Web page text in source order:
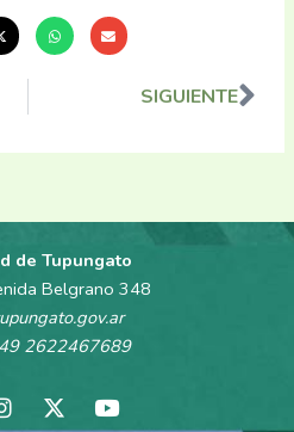
SIGUIENTE
de Tupungato
Belgrano 348
2622467689
I
n
X
-
Y
o